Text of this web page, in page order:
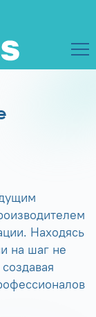
Находясь
на шаг не